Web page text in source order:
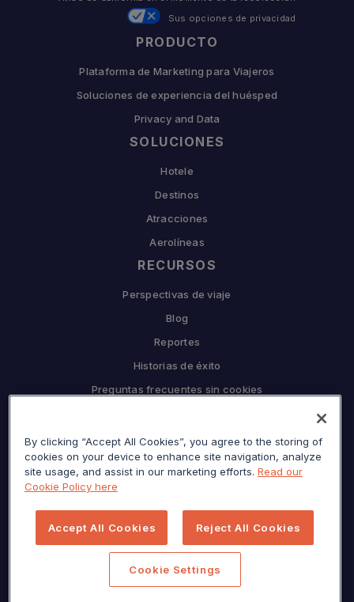
PRODUCTO
Plataforma de Marketing para Viajeros
Soluciones de experiencia del huésped
Privacy and Data
SOLUCIONES
Hotele
Destinos
Atracciones
Aerolíneas
RECURSOS
Perspectivas de viaje
Blog
Reportes
Historias de éxito
Preguntas frecuentes sin cookies
Por qué Sojern
Prensa
Centro de privacidad
Sus opciones de privacidad
By clicking “Accept All Cookies”, you agree to the storing of
cookies on your device to enhance site navigation, analyze
site usage, and assist in our marketing efforts. Read our
Cookie Policy here
Accept All Cookies Reject All Cookies
Cookie Settings